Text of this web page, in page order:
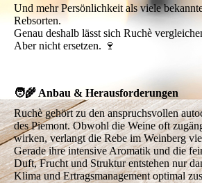
Und mehr Persönlichkeit als viele
Rebsorten.
Genau deshalb lässt sich Ruchè
Aber nicht ersetzen. 🍷
🧑‍🌾 Anbau & Herausforderungen
Ruchè gehört zu den anspruchsvollen
des Piemont. Obwohl die Weine oft
wirken, verlangt die Rebe im Weinberg
Gerade ihre intensive Aromatik und die
Duft, Frucht und Struktur entstehen nur
Klima und Ertragsmanagement optimal